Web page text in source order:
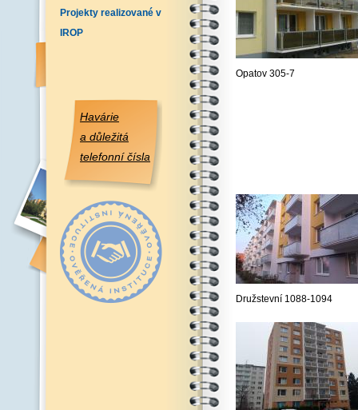
Projekty realizované v
IROP
Havárie
a důležitá
telefonní čísla
Opatov 305-7
Družstevní 1088-1094